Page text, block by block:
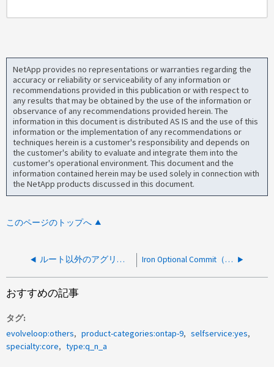
NetApp provides no representations or warranties regarding the
accuracy or reliability or serviceability of any information or
recommendations provided in this publication or with respect to
any results that may be obtained by the use of the information or
observance of any recommendations provided herein. The
information in this document is distributed AS IS and the use of this
information or the implementation of any recommendations or
techniques herein is a customer's responsibility and depends on
the customer's ability to evaluate and integrate them into the
customer's operational environment. This document and the
information contained herein may be used solely in connection with
the NetApp products discussed in this document.
このページのトップへ
ルート以外のアグリゲートでwaflironを実行する方法 Iron Optional Commit（IOC）を使ってWaflironを実行する方法
おすすめの記事
タグ
evolveloop:others
product-categories:ontap-9
selfservice:yes
specialty:core
type:q_n_a